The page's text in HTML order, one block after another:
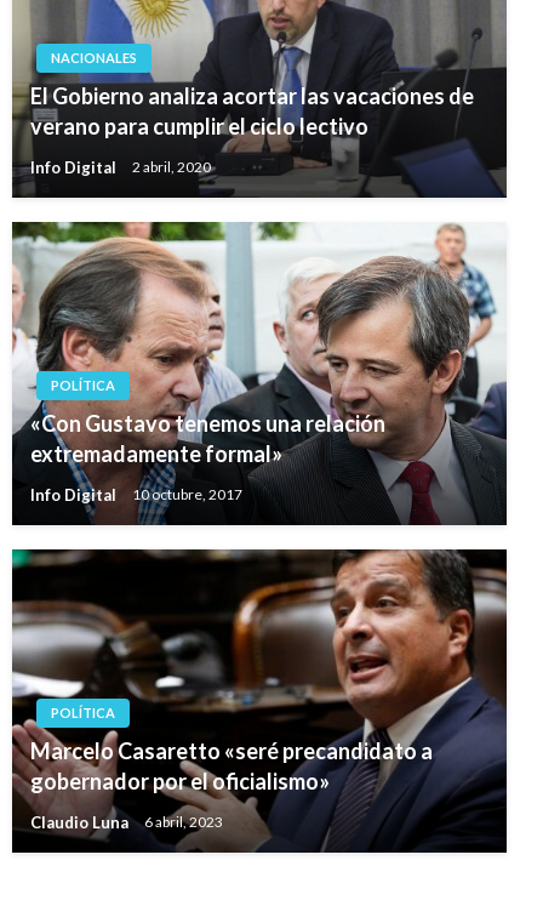
NACIONALES
El Gobierno analiza acortar las vacaciones de
verano para cumplir el ciclo lectivo
Info Digital 2 abril, 2020
POLÍTICA
«Con Gustavo tenemos una relación
extremadamente formal»
Info Digital 10 octubre, 2017
POLÍTICA
Marcelo Casaretto «seré precandidato a
gobernador por el oficialismo»
Claudio Luna 6 abril, 2023